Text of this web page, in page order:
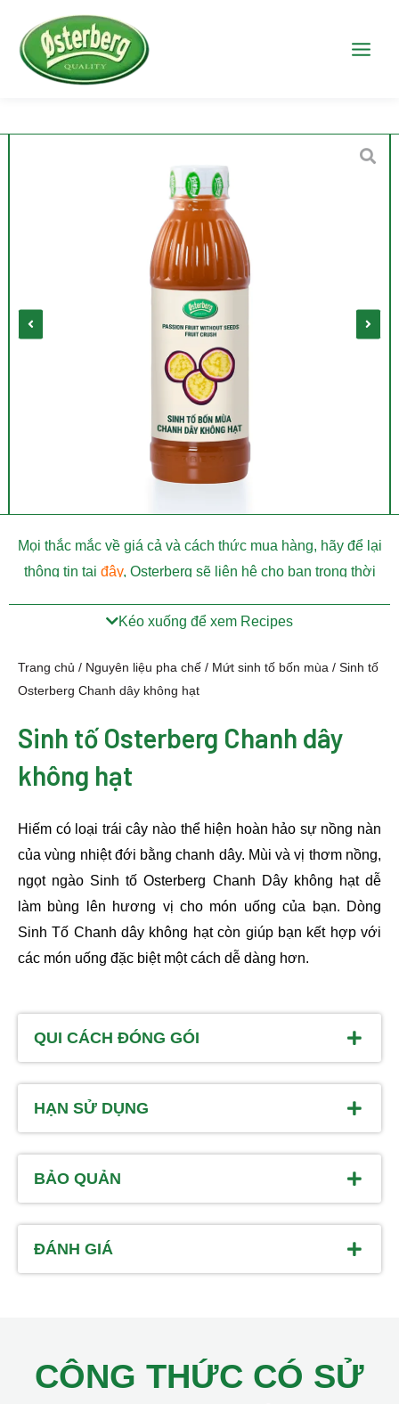
Mọi thắc mắc về giá cả và cách thức mua hàng, hãy để lại
thông tin tại đây, Osterberg sẽ liên hệ cho bạn trong thời
Kéo xuống để xem Recipes
Trang chủ / Nguyên liệu pha chế / Mứt sinh tố bốn mùa / Sinh tố
Osterberg Chanh dây không hạt
Sinh tố Osterberg Chanh dây
không hạt
Hiếm có loại trái cây nào thể hiện hoàn hảo sự nồng nàn
của vùng nhiệt đới bằng chanh dây. Mùi và vị thơm nồng,
ngọt ngào Sinh tốOsterberg Chanh Dây không hạt dễ
làm bùng lên hương vị cho món uống của bạn. Dòng
Sinh Tố Chanh dây không hạt còn giúp bạn kết hợp với
các món uống đặc biệt một cách dễ dàng hơn.
QUI CÁCH ĐÓNG GÓI
HẠN SỬ DỤNG
BẢO QUẢN
ĐÁNH GIÁ
CÔNG THỨC CÓ SỬ